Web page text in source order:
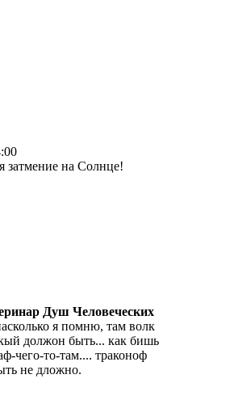
затмение на Солнце!
Душ Человеческих
я помню, там волк
должон быть... как бишь
чего-то-там.... траконоф
не дложно.